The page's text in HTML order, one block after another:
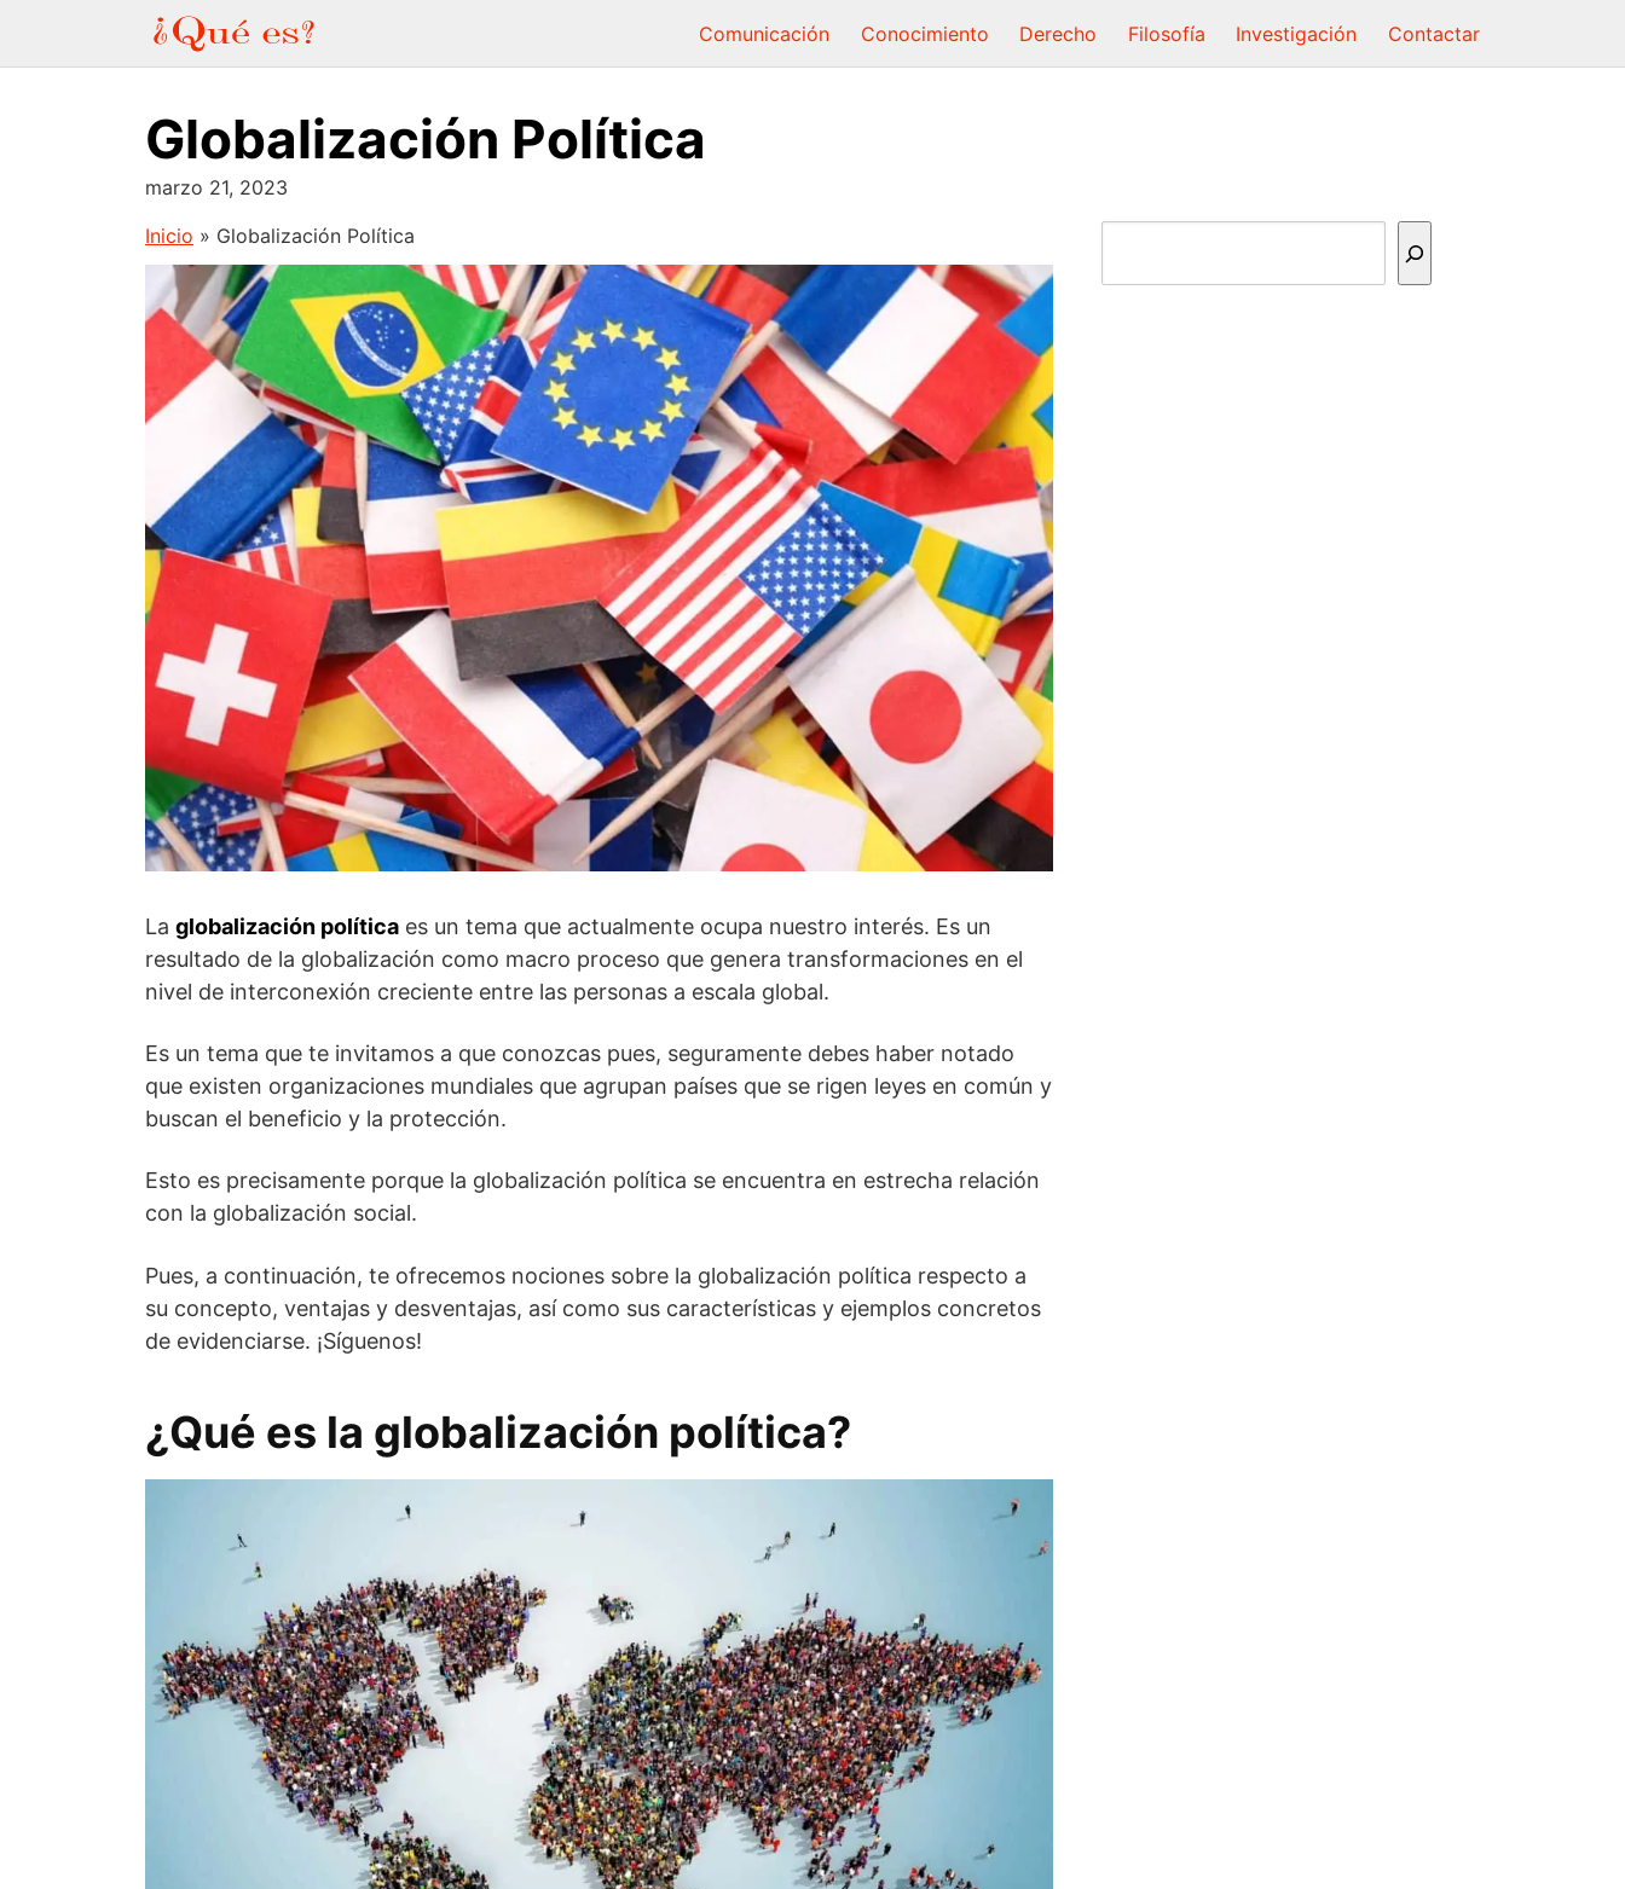
contenido
Comunicación Conocimiento Derecho Filosofía Investigación Contactar
Globalización Política
marzo 21, 2023
Inicio » Globalización Política
La globalización política es un tema que actualmente ocupa nuestro interés. Es un
resultado de la globalización como macro proceso que genera transformaciones en el
nivel de interconexión creciente entre las personas a escala global.
Es un tema que te invitamos a que conozcas pues, seguramente debes haber notado
que existen organizaciones mundiales que agrupan países que se rigen leyes en común y
buscan el beneficio y la protección.
Esto es precisamente porque la globalización política se encuentra en estrecha relación
con la globalización social.
Pues, a continuación, te ofrecemos nociones sobre la globalización política respecto a
su concepto, ventajas y desventajas, así como sus características y ejemplos concretos
de evidenciarse. ¡Síguenos!
¿Qué es la globalización política?